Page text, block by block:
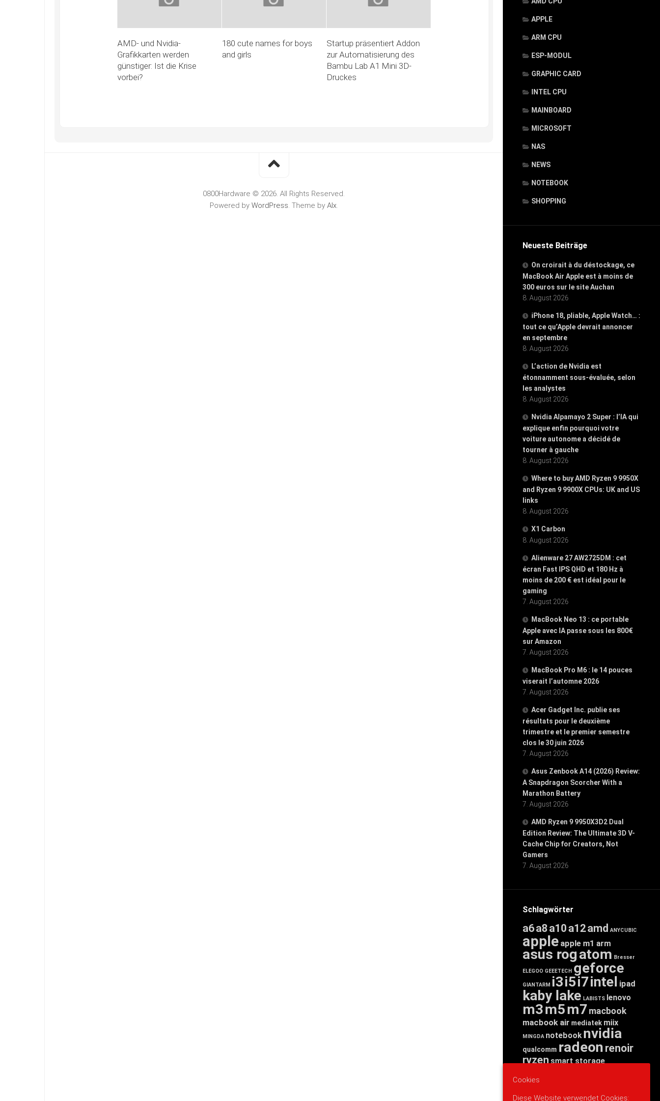
APPLE
ARM CPU
ESP-MODUL
GRAPHIC CARD
INTEL CPU
MAINBOARD
MICROSOFT
NAS
NEWS
NOTEBOOK
SHOPPING
Neueste Beiträge
On croirait à du déstockage, ce
MacBook Air Apple est à moins de
300 euros sur le site Auchan
8. August 2026
iPhone 18, pliable, Apple Watch… :
tout ce qu’Apple devrait annoncer
en septembre
8. August 2026
L’action de Nvidia est
étonnamment sous-évaluée, selon
les analystes
8. August 2026
Nvidia Alpamayo 2 Super : l’IA qui
explique enfin pourquoi votre
voiture autonome a décidé de
tourner à gauche
8. August 2026
Where to buy AMD Ryzen 9 9950X
and Ryzen 9 9900X CPUs: UK and US
links
8. August 2026
X1 Carbon
8. August 2026
Alienware 27 AW2725DM : cet
écran Fast IPS QHD et 180 Hz à
moins de 200 € est idéal pour le
gaming
7. August 2026
MacBook Neo 13 : ce portable
Apple avec IA passe sous les 800€
sur Amazon
7. August 2026
MacBook Pro M6 : le 14 pouces
viserait l’automne 2026
7. August 2026
Acer Gadget Inc. publie ses
résultats pour le deuxième
trimestre et le premier semestre
clos le 30 juin 2026
7. August 2026
Asus Zenbook A14 (2026) Review:
A Snapdragon Scorcher With a
Marathon Battery
7. August 2026
AMD Ryzen 9 9950X3D2 Dual
Edition Review: The Ultimate 3D V-
Cache Chip for Creators, Not
Gamers
7. August 2026
Schlagwörter
a6a8 a10 a12amd ANYCUBIC
apple apple m1 arm
asus rogatom Bresser
ELEGOO GEEETECH geforce
GIANTARM i3i5i7intel ipad
kaby lake LABISTS lenovo
m3m5m7 macbook
macbook air mediatek miix
MINGDA notebook nvidia
qualcomm radeon renoir
ryzensmart storage
threadripper
AMD- und Nvidia-
Grafikkarten werden
günstiger: Ist die Krise
vorbei?
180 cute names for boys
and girls
Startup präsentiert Addon
zur Automatisierung des
Bambu Lab A1 Mini 3D-
Druckes
0800Hardware © 2026. All Rights Reserved.
Powered by WordPress. Theme by Alx.
Cookies
Diese Website verwendet Cookies: